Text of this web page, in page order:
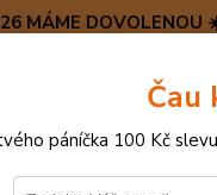
MÁME DOVOLENOU
Čau
páníčka 100 Kč